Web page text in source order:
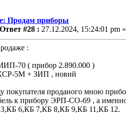
Продам приборы
Ответ #28 : 27.12.2024, 15:24:01 pm »
:
70 ( прибор 2.890.000 )
5М + ЗИП , новий
покупателя проданого мною
к прибору ЭРП-СО-69 , а
6,КБ 7,КБ 8,КБ 9,КБ 11,КБ 12.